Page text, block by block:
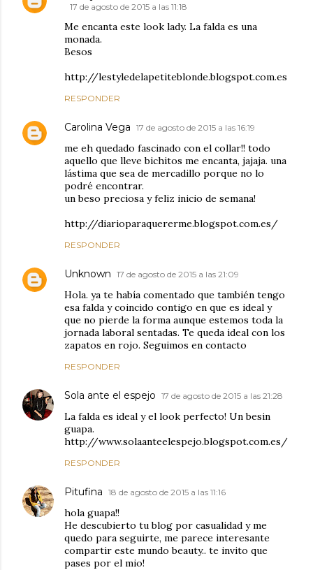
17 de agosto de 2015 a las 11:18
Me encanta este look lady. La falda es una
monada.
Besos
http://lestyledelapetiteblonde.blogspot.com.es
RESPONDER
Carolina Vega 17 de agosto de 2015 a las 16:19
me eh quedado fascinado con el collar!! todo
aquello que lleve bichitos me encanta, jajaja. una
lástima que sea de mercadillo porque no lo
podré encontrar.
un beso preciosa y feliz inicio de semana!
http://diarioparaquererme.blogspot.com.es/
RESPONDER
Unknown 17 de agosto de 2015 a las 21:09
Hola. ya te había comentado que también tengo
esa falda y coincido contigo en que es ideal y
que no pierde la forma aunque estemos toda la
jornada laboral sentadas. Te queda ideal con los
zapatos en rojo. Seguimos en contacto
RESPONDER
Sola ante el espejo 17 de agosto de 2015 a las 21:28
La falda es ideal y el look perfecto! Un besin
guapa.
http://www.solaanteelespejo.blogspot.com.es/
RESPONDER
Pitufina 18 de agosto de 2015 a las 11:16
hola guapa!!
He descubierto tu blog por casualidad y me
quedo para seguirte, me parece interesante
compartir este mundo beauty.. te invito que
pases por el mio!